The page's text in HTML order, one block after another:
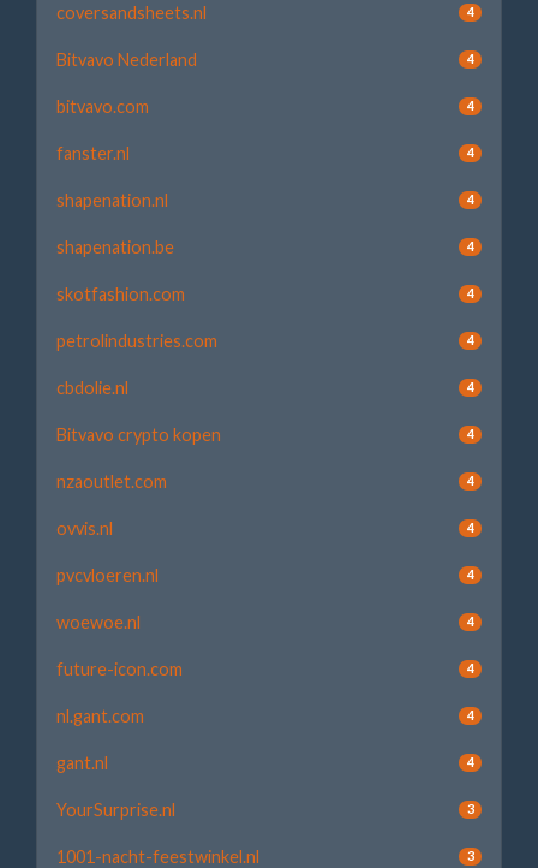
coversandsheets.nl 4
Bitvavo Nederland 4
bitvavo.com 4
fanster.nl 4
shapenation.nl 4
shapenation.be 4
skotfashion.com 4
petrolindustries.com 4
cbdolie.nl 4
Bitvavo crypto kopen 4
nzaoutlet.com 4
ovvis.nl 4
pvcvloeren.nl 4
woewoe.nl 4
future-icon.com 4
nl.gant.com 4
gant.nl 4
YourSurprise.nl 3
1001-nacht-feestwinkel.nl 3